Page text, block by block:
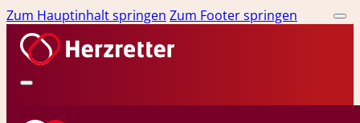
Zum Hauptinhalt springen Zum Footer springen